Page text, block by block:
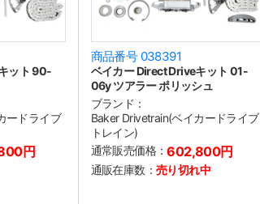
ット 90-
ードライブ
円
商品番号 038391
ベイカー Direct Driveキット 01-
06y ツアラー ポリッシュ
ブランド：
Baker Drivetrain(ベイカードライブ
トレイン)
通常販売価格：602,800円
通販在庫数： 売り切れ中